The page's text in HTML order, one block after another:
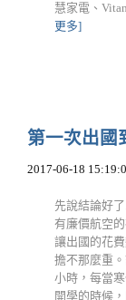
慧家電、
更多]
第一次出國
2017-06-18
先說結論好
有廉價航空的
讓出國的花
擔不那麼重
小時，每當
開學的時候